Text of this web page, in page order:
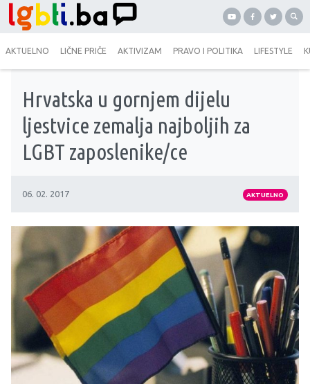
AKTUELNO LIČNE PRIČE AKTIVIZAM PRAVO I POLITIKA LIFESTYLE
Hrvatska u gornjem dijelu
ljestvice zemalja najboljih za
LGBT zaposlenike/ce
06. 02. 2017 AKTUELNO